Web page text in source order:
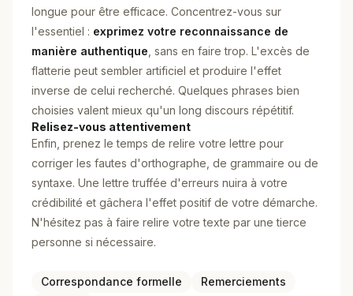
longue pour être efficace. Concentrez-vous sur
l'essentiel : exprimez votre reconnaissance de
manière authentique , sans en faire trop. L'excès de
flatterie peut sembler artificiel et produire l'effet
inverse de celui recherché. Quelques phrases bien
choisies valent mieux qu'un long discours répétitif.
Relisez-vous attentivement
Enfin, prenez le temps de relire votre lettre pour
corriger les fautes d'orthographe, de grammaire ou de
syntaxe. Une lettre truffée d'erreurs nuira à votre
crédibilité et gâchera l'effet positif de votre démarche.
N'hésitez pas à faire relire votre texte par une tierce
personne si nécessaire.
Correspondance formelle
Remerciements